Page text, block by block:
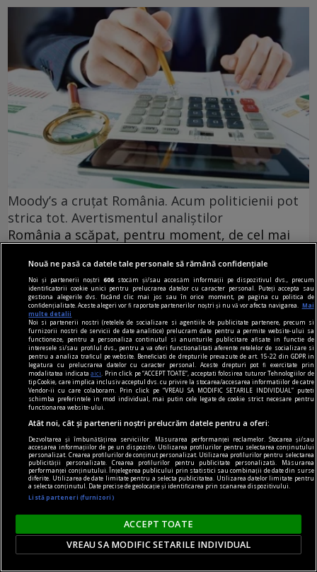
Moody’s a cruțat România. Acum politicienii pot
strica tot. Avertismentul analiștilor
România a scăpat, pentru moment, de cel mai
țară la Baa3, ultima treaptă din categoria
investment grade, după ce, cu o săptămână
înainte, și Fitch decisese să păstreze ratingul
României.
Trei mari puteri pun bazele unui „NATO” al lumii
musulmane. Ce prevede acordul semnat de
Nouă ne pasă ca datele tale personale să rămână confidențiale
Noi și partenerii noștri606 stocăm și/sau accesăm informații pe dispozitivul dvs., precum
identificatorii cookie unici pentru prelucrarea datelor cu caracter personal. Puteți accepta sau
gestiona alegerile dvs. făcând clic mai jos sau în orice moment, pe pagina cu politica de
confidențialitate. Aceste alegeri vor fi raportate partenerilor noștri și nu vă vor afecta navigarea.
Mai
multe detalii
Noi si partenerii nostri (retelele de socializare si agentiile de publicitate partenere, precum si
furnizorii nostri de servicii de date analitice) prelucram date pentru a permite website-ului sa
functioneze, pentru a personaliza continutul si anunturile publicitare afisate in functie de
interesele si/sau profilul dvs., pentru a va oferi functionalitati aferente retelelor de socializare si
pentru a analiza traficul pe website. Beneficiati de drepturile prevazute de art. 15-22 din GDPR in
legatura cu prelucrarea datelor cu caracter personal. Aceste drepturi pot fi exercitate prin
modalitatea indicataaici
. Prin click pe “ACCEPT TOATE”, acceptati folosirea tuturor Tehnologiilor de
tip Cookie, care implica inclusiv acceptul dvs. cu privire la stocarea/accesarea informatiilor de catre
Vendor-ii cu care colaboram. Prin click pe “VREAU SA MODIFIC SETARILE INDIVIDUAL” puteti
schimba preferintele in mod individual, mai putin cele legate de cookie strict necesare pentru
functionarea website-ului.
Atât noi, cât și partenerii noștri prelucrăm datele pentru a oferi:
Dezvoltarea și îmbunătățirea serviciilor. Măsurarea performanței reclamelor. Stocarea și/sau
accesarea informațiilor de pe un dispozitiv. Utilizarea profilurilor pentru selectarea conținutului
personalizat. Crearea profilurilor de conținut personalizat. Utilizarea profilurilor pentru selectarea
publicității personalizate. Crearea profilurilor pentru publicitate personalizată. Măsurarea
performanței conținutului. Înțelegerea publicului prin statistici sau combinații de date din surse
diferite. Utilizarea de date limitate pentru a selecta publicitatea. Utilizarea datelor limitate pentru
a selecta conținutul. Date precise de geolocație și identificarea prin scanarea dispozitivului.
Listă parteneri (furnizori)
ACCEPT TOATE
VREAU SA MODIFIC SETARILE INDIVIDUAL